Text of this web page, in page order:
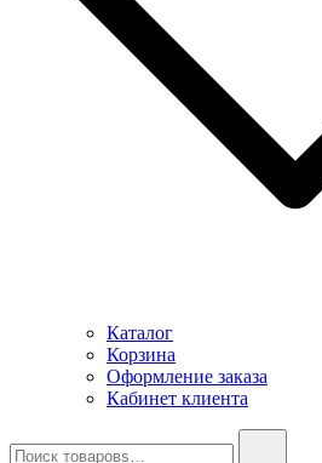
Каталог
Корзина
Оформление заказа
Кабинет клиента